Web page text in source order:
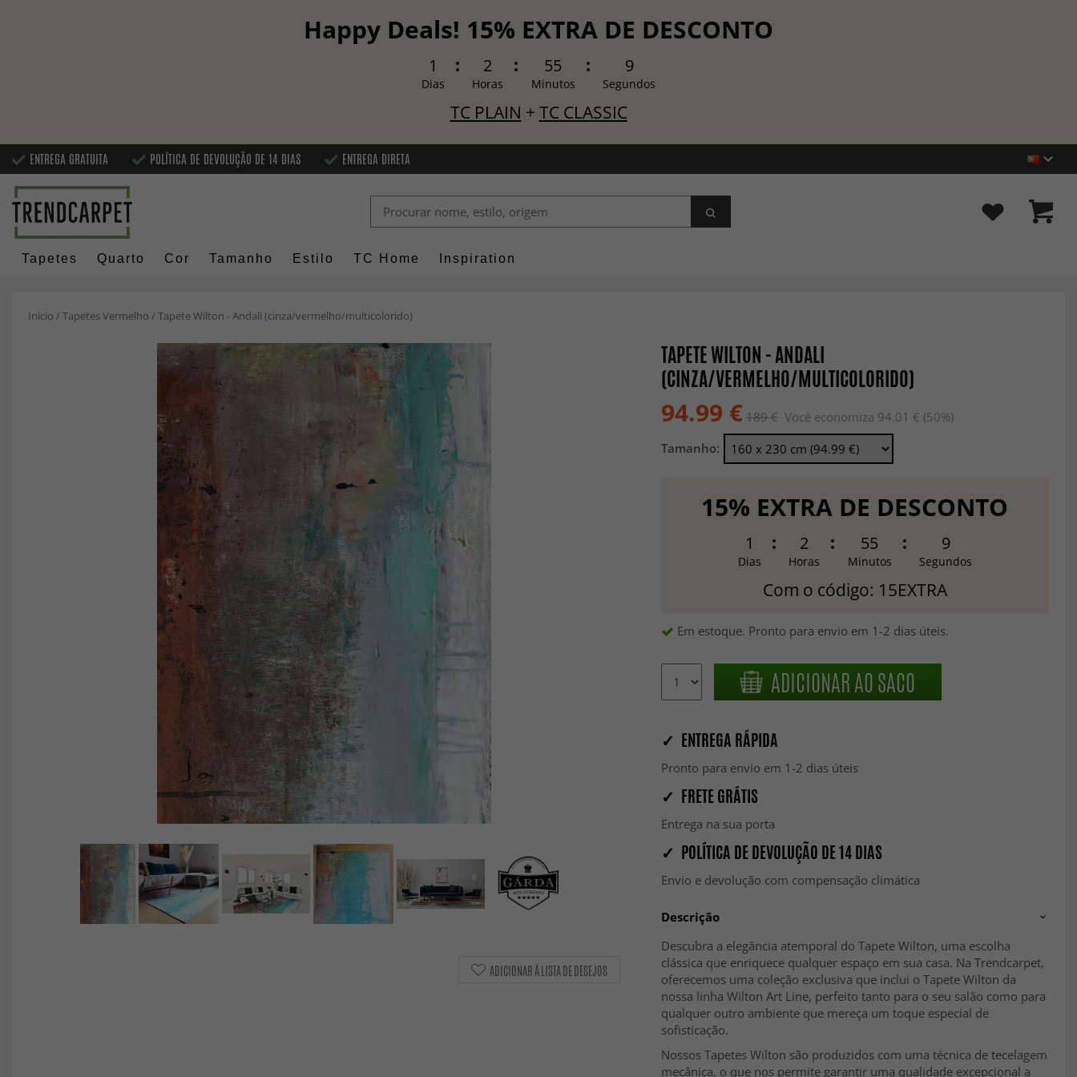
Happy Deals! 15% EXTRA DE DESCONTO
1
Dias
2
Horas
55
Minutos
8
Segundos
TC PLAIN + TC CLASSIC
ENTREGA GRATUITA POLÍTICA DE DEVOLUÇÃO DE 14 DIAS ENTREGA DIRETA
Tapetes Quarto Cor Tamanho Estilo TC Home Inspiration
Início /Tapetes Vermelho /Tapete Wilton - Andali (cinza/vermelho/multicolorido)
TAPETE WILTON - ANDALI
(CINZA/VERMELHO/MULTICOLORIDO)
94.99 € 189 €Você economiza 94.01 € (50%)
Tamanho:
15% EXTRA DE DESCONTO
1
Dias
2
Horas
55
Minutos
8
Segundos
Com o código: 15EXTRA
Em estoque. Pronto para envio em 1-2 dias úteis.
ADICIONAR AO SACO
✓ ENTREGA RÁPIDA
Pronto para envio em 1-2 dias úteis
✓ FRETE GRÁTIS
Entrega na sua porta
✓ POLÍTICA DE DEVOLUÇÃO DE 14 DIAS
Envio e devolução com compensação climática
Descrição
Descubra a elegância atemporal do Tapete Wilton, uma escolha
clássica que enriquece qualquer espaço em sua casa. Na Trendcarpet,
oferecemos uma coleção exclusiva que inclui o Tapete Wilton da
nossa linha Wilton Art Line, perfeito tanto para o seu salão como para
qualquer outro ambiente que mereça um toque especial de
sofisticação.
Nossos Tapetes Wilton são produzidos com uma técnica de tecelagem
mecânica, o que nos permite garantir uma qualidade excepcional a
ADICIONAR À LISTA DE DESEJOS